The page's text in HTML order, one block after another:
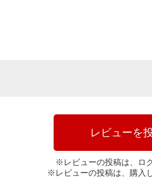
レビューを
※レビューの投稿は、ロ
※レビューの投稿は、購入